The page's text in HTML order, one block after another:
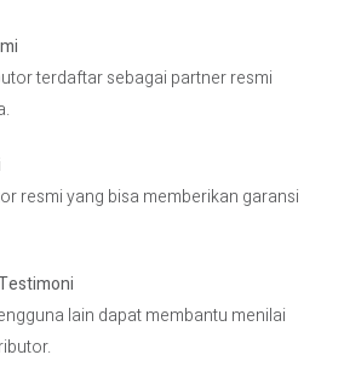
terdaftar sebagai partner resmi
resmi yang bisa memberikan garansi
lain dapat membantu menilai